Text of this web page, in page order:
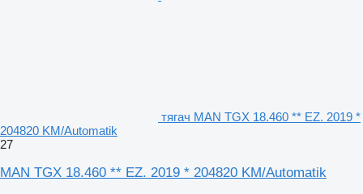
тягач MAN TGX 18.460 ** EZ. 2019 *
204820 KM/Automatik
27
MAN TGX 18.460 ** EZ. 2019 * 204820 KM/Automatik